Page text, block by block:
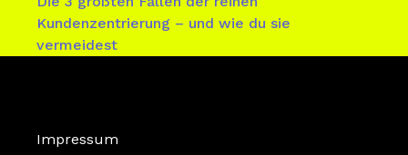
Kundenzentrierung – und wie du sie
vermeidest
Impressum